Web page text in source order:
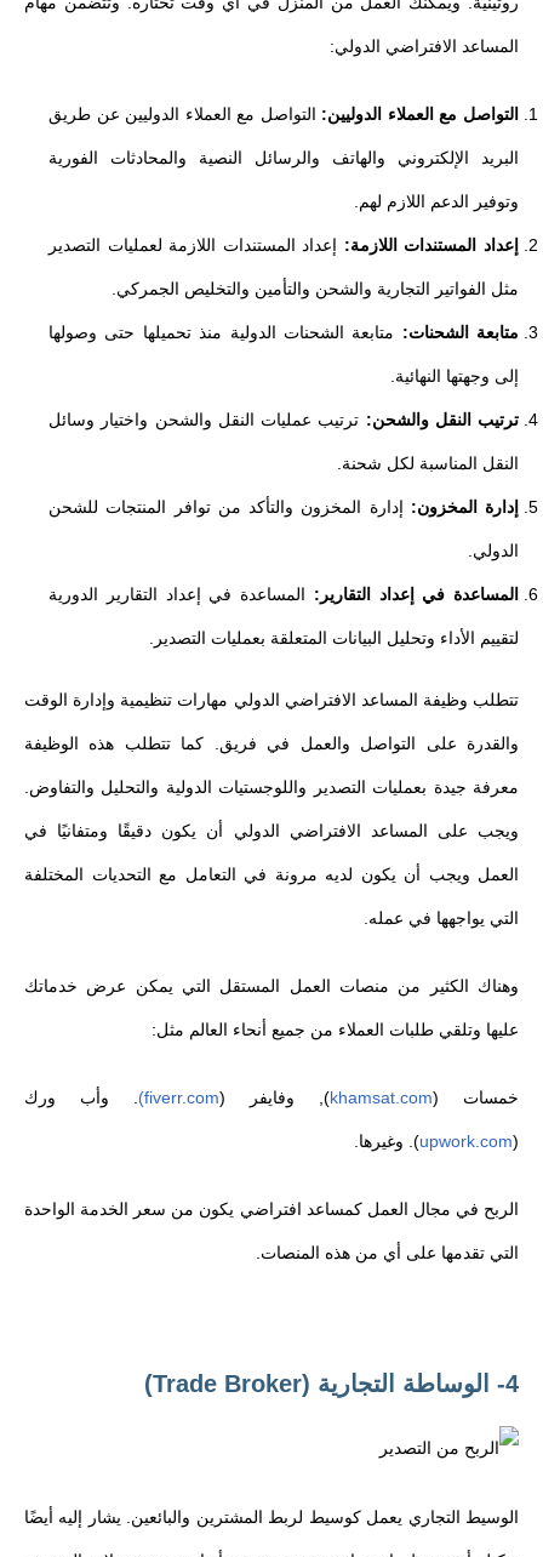
المساعد الافتراضي الدولي:
التواصل مع العملاء الدوليين: التواصل مع العملاء الدوليين عن طريق
البريد الإلكتروني والهاتف والرسائل النصية والمحادثات الفورية
وتوفير الدعم اللازم لهم.
إعداد المستندات اللازمة: إعداد المستندات اللازمة لعمليات التصدير
مثل الفواتير التجارية والشحن والتأمين والتخليص الجمركي.
متابعة الشحنات: متابعة الشحنات الدولية منذ تحميلها حتى وصولها
إلى وجهتها النهائية.
ترتيب النقل والشحن: ترتيب عمليات النقل والشحن واختيار وسائل
النقل المناسبة لكل شحنة.
إدارة المخزون: إدارة المخزون والتأكد من توافر المنتجات للشحن
الدولي.
المساعدة في إعداد التقارير: المساعدة في إعداد التقارير الدورية
لتقييم الأداء وتحليل البيانات المتعلقة بعمليات التصدير.
تتطلب وظيفة المساعد الافتراضي الدولي مهارات تنظيمية وإدارة الوقت
والقدرة على التواصل والعمل في فريق. كما تتطلب هذه الوظيفة
معرفة جيدة بعمليات التصدير واللوجستيات الدولية والتحليل والتفاوض.
ويجب على المساعد الافتراضي الدولي أن يكون دقيقًا ومتفانيًا في
العمل ويجب أن يكون لديه مرونة في التعامل مع التحديات المختلفة
التي يواجهها في عمله.
وهناك الكثير من منصات العمل المستقل التي يمكن عرض خدماتك
عليها وتلقي طلبات العملاء من جميع أنحاء العالم مثل:
خمسات (khamsat.com), وفايفر (fiverr.com) . وأب ورك
(
upwork.com). وغيرها.
الربح في مجال العمل كمساعد افتراضي يكون من سعر الخدمة الواحدة
التي تقدمها على أي من هذه المنصات.
4- الوساطة التجارية (Trade Broker)
الوسيط التجاري يعمل كوسيط لربط المشترين والبائعين. يشار إليه أيضًا